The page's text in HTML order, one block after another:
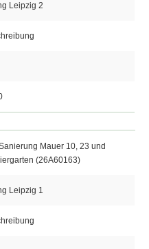
Leipzig 2
Mauer 10, 23 und
(26A60163)
Leipzig 1